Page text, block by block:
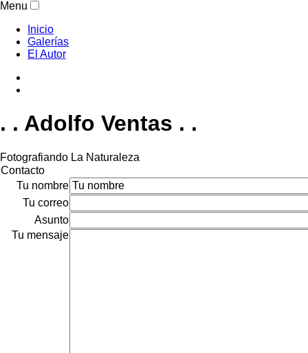
Menu
Inicio
Galerías
El Autor
. . Adolfo Ventas . .
Fotografiando La Naturaleza
Contacto
Tu nombre
Tu correo
Asunto
Tu mensaje